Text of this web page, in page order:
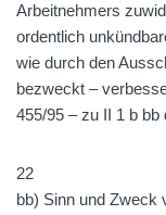
Arbeitnehmers
ordentlich
wie durch den
bezweckt –
455/95 – zu II 1 b bb
22
bb) Sinn und Zweck